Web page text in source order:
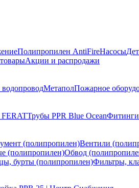
Полипропилен AntiFireНасосы
Акции и распродажи
МетаполПожарное
Трубы PPR Blue OceanФитинги
(полипропилен)Вентили
(полипропилен)Обвод
бурты (полипропилен)Фильтры,